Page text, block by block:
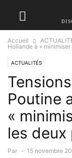
Accueil
Hollande à «
ACTUALITÉS
Poutine
«
les deux
Par - 15 novembre